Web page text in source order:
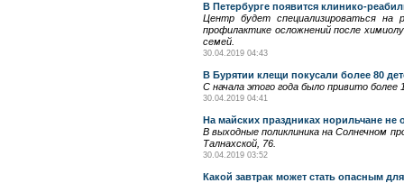
В Петербурге появится клинико-
Центр будет специализироваться на
профилактике осложнений после
семей.
30.04.2019 04:43
В Бурятии клещи покусали более 80
С начала этого года было привито
30.04.2019 04:41
На майских праздниках норильчане не
В выходные поликлиника на Солнечном
Талнахской, 76.
30.04.2019 03:52
Какой завтрак может стать опасным